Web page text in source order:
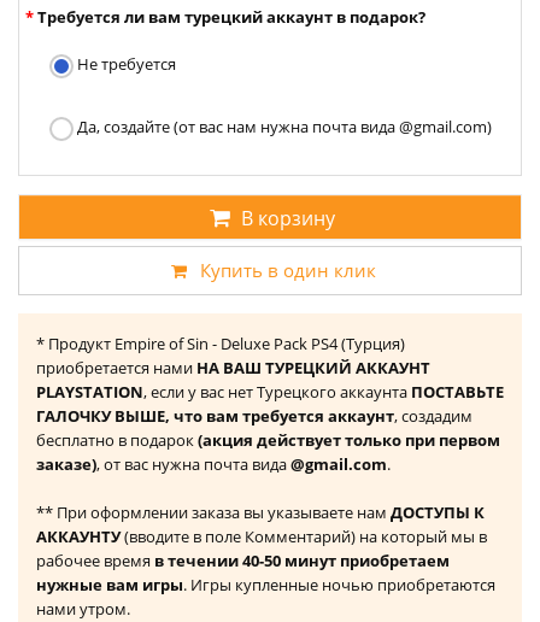
Требуется ли вам турецкий аккаунт в подарок?
Не требуется
Да, создайте (от вас нам нужна почта вида @gmail.com)
В корзину
Купить в один клик
* Продукт Empire of Sin - Deluxe Pack PS4 (Турция)
приобретается нами НА ВАШ ТУРЕЦКИЙ АККАУНТ
PLAYSTATION, если у вас нет Турецкого аккаунта ПОСТАВЬТЕ
ГАЛОЧКУ ВЫШЕ, что вам требуется аккаунт, создадим
бесплатно в подарок(акция действует только при первом
заказе), от вас нужна почта вида@gmail.com.
** При оформлении заказа вы указываете нам ДОСТУПЫ К
АККАУНТУ(вводите в поле Комментарий) на который мы в
рабочее время в течении 40-50 минут приобретаем
нужные вам игры. Игры купленные ночью приобретаются
нами утром.